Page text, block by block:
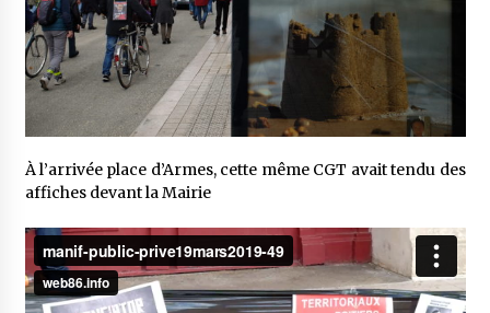
À l’arrivée place d’Armes, cette même CGT avait tendu des
affiches devant la Mairie